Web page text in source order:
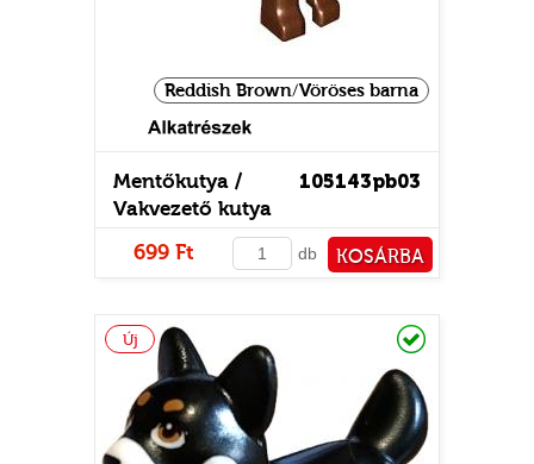
Reddish Brown/Vöröses barna
105143pb03
Mentőkutya /
Vakvezető kutya
699 Ft db KOSÁRBA
Új